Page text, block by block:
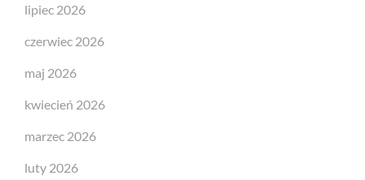
lipiec 2026
czerwiec 2026
maj 2026
kwiecień 2026
marzec 2026
luty 2026